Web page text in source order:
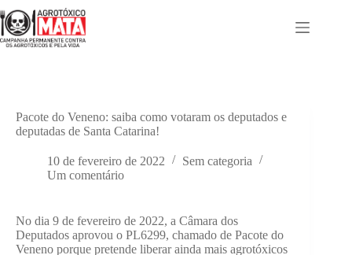
para
o
conteúdo
Pacote do Veneno: saiba como votaram os deputados e
deputadas de Santa Catarina!
10 de fevereiro de 2022
Sem categoria
Um comentário
No dia 9 de fevereiro de 2022, a Câmara dos
Deputados aprovou o PL6299, chamado de Pacote do
Veneno porque pretende liberar ainda mais agrotóxicos